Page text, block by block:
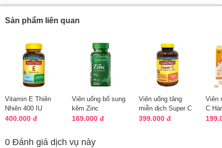
Sản phẩm liên quan
Vitamin E Thiên
Nhiên 400 IU
Nature Made Của
400.000 đ
Viên uống bổ sung
kẽm Zinc
Gluconate 50mg
169.000 đ
Viên uống tăng
miễn dịch Super C
With D3 & Zinc
399.000 đ
Viên
C
0 Đánh giá dịch vụ này